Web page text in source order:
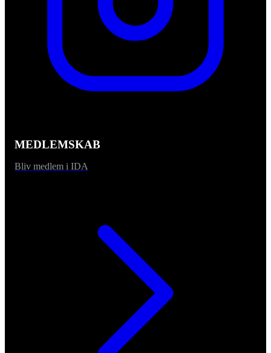
MEDLEMSKAB
Bliv medlem i IDA